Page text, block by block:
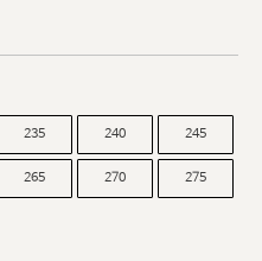
235 240 245
265 270 275